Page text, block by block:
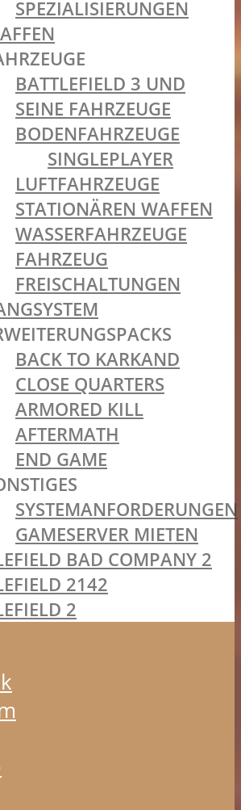
SPEZIALISIERUNGEN
BATTLEFIELD 3 UND
SEINE FAHRZEUGE
BODENFAHRZEUGE
SINGLEPLAYER
LUFTFAHRZEUGE
STATIONÄREN WAFFEN
WASSERFAHRZEUGE
FAHRZEUG
FREISCHALTUNGEN
BACK TO KARKAND
CLOSE QUARTERS
ARMORED KILL
AFTERMATH
END GAME
SYSTEMANFORDERUNGEN
GAMESERVER MIETEN
BAD COMPANY 2
2142
2